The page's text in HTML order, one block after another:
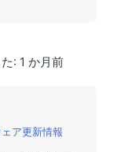
: 1 か月前
ア更新情報